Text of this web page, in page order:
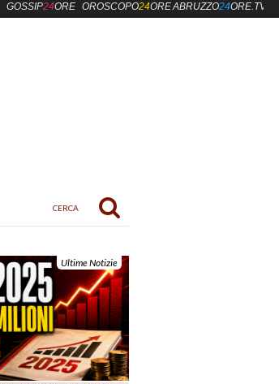
Ultime Notizie
GOSSIP24ORE OROSCOPO24OREABRUZZO24ORE.TV